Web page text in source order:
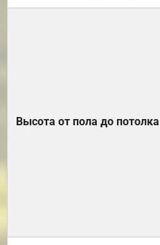
Высота от пола до потолка